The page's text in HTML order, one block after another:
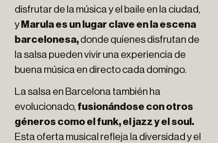
disfrutar de la música y el baile en la ciudad,
y Marula es un lugar clave en la escena
barcelonesa,donde quienes disfrutan de
la salsa pueden vivir una experiencia de
buena música en directo cada domingo.
La salsa en Barcelona también ha
evolucionado, fusionándose con otros
géneros como el funk, el jazz y el soul.
Esta oferta musical refleja la diversidad y el